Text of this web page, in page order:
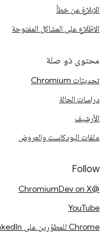
الإبلاغ عن خطأ
الاطّلاع على المشاكل المفتوحة
محتوى ذو صلة
تحديثات Chromium
دراسات الحالة
الأرشيف
ملفات البودكاست والعروض
Follow
@ChromiumDev on X
YouTube
Chrome للمطوّرين على LinkedIn